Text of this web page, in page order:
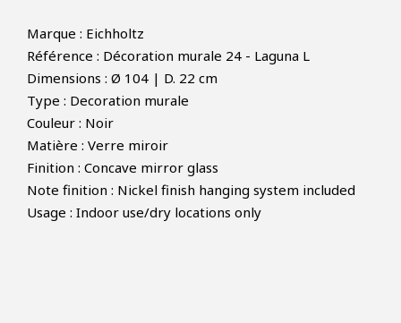
FAIRE UNE OFFRE
PRODUIT CONCERNÉ :
Decoration murale Laguna L -
Marque : Eichholtz
Référence : Décoration murale 24 - Laguna L
Dimensions : Ø 104 | D. 22 cm
Type : Decoration murale
Couleur : Noir
Matière : Verre miroir
Finition : Concave mirror glass
Note finition : Nickel finish hanging system included
Usage : Indoor use/dry locations only